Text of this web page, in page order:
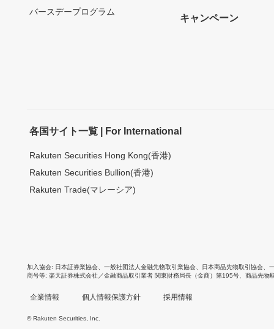
バースデープログラム
キャンペーン
各国サイト一覧 | For International
Rakuten Securities Hong Kong(香港)
Rakuten Securities Bullion(香港)
Rakuten Trade(マレーシア)
加入協会 日本証券業協会 一般社団法人金融先物取引業協会 日本商品先物取引協会
商号等 楽天証券株式会社／金融商品取引業者 関東財務局長（金商）第195号、商品先物
企業情報 個人情報保護方針 採用情報
© Rakuten Securities, Inc.